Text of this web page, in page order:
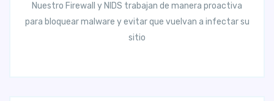
Nuestro Firewall y NIDS trabajan de manera proactiva
para bloquear malware y evitar que vuelvan a infectar su
sitio